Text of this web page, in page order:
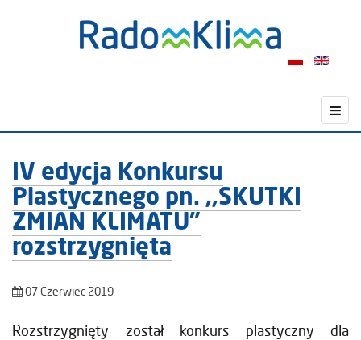
IV edycja Konkursu
Plastycznego pn. ,,SKUTKI
ZMIAN KLIMATU”
rozstrzygnięta
07 Czerwiec 2019
Rozstrzygnięty został konkurs plastyczny dla